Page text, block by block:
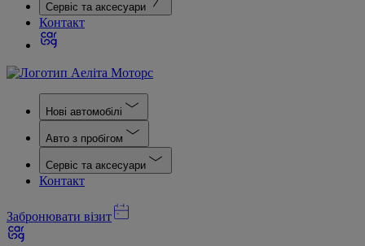
Сервіс та аксесуари
Контакт
Нові автомобілі
Авто з пробігом
Сервіс та аксесуари
Контакт
Забронювати візит